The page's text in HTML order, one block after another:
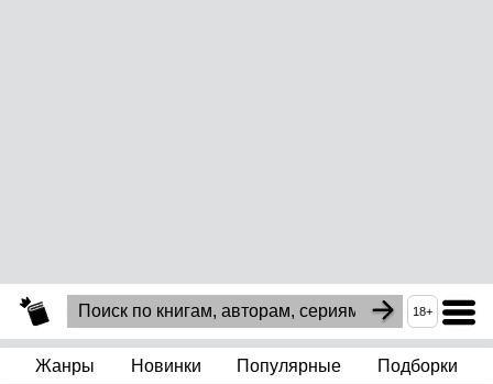
18+
Жанры Новинки Популярные Подборки